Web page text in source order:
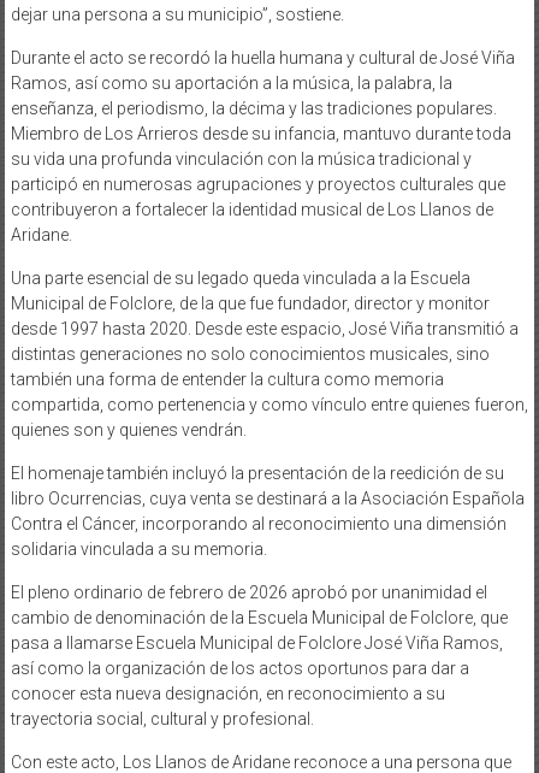
dejar una persona a su municipio”, sostiene.
Durante el acto se recordó la huella humana y cultural de José Viña
Ramos, así como su aportación a la música, la palabra, la
enseñanza, el periodismo, la décima y las tradiciones populares.
Miembro de Los Arrieros desde su infancia, mantuvo durante toda
su vida una profunda vinculación con la música tradicional y
participó en numerosas agrupaciones y proyectos culturales que
contribuyeron a fortalecer la identidad musical de Los Llanos de
Aridane.
Una parte esencial de su legado queda vinculada a la Escuela
Municipal de Folclore, de la que fue fundador, director y monitor
desde 1997 hasta 2020. Desde este espacio, José Viña transmitió a
distintas generaciones no solo conocimientos musicales, sino
también una forma de entender la cultura como memoria
compartida, como pertenencia y como vínculo entre quienes fueron,
quienes son y quienes vendrán.
El homenaje también incluyó la presentación de la reedición de su
libro Ocurrencias, cuya venta se destinará a la Asociación Española
Contra el Cáncer, incorporando al reconocimiento una dimensión
solidaria vinculada a su memoria.
El pleno ordinario de febrero de 2026 aprobó por unanimidad el
cambio de denominación de la Escuela Municipal de Folclore, que
pasa a llamarse Escuela Municipal de Folclore José Viña Ramos,
así como la organización de los actos oportunos para dar a
conocer esta nueva designación, en reconocimiento a su
trayectoria social, cultural y profesional.
Con este acto, Los Llanos de Aridane reconoce a una persona que